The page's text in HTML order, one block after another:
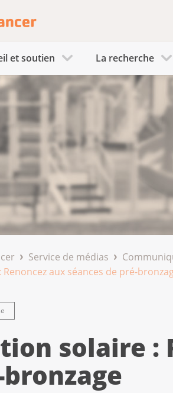
et soutien La recherche
Service de médias
aux séances de pré-
solaire :